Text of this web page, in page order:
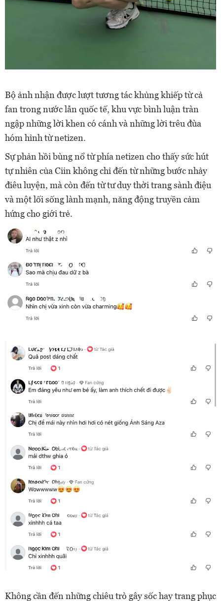
Bộ ảnh nhận được lượt tương tác khủng khiếp từ cả
fan trong nước lẫn quốc tế, khu vực bình luận tràn
ngập những lời khen có cánh và những lời trêu đùa
hóm hỉnh từ netizen.
Sự phản hồi bùng nổ từ phía netizen cho thấy sức hút
tự nhiên của Ciin không chỉ đến từ những bước nhảy
điêu luyện, mà còn đến từ tư duy thời trang sành điệu
và một lối sống lành mạnh, năng động truyền cảm
hứng cho giới trẻ.
Không cần đến những chiêu trò gây sốc hay trang phục